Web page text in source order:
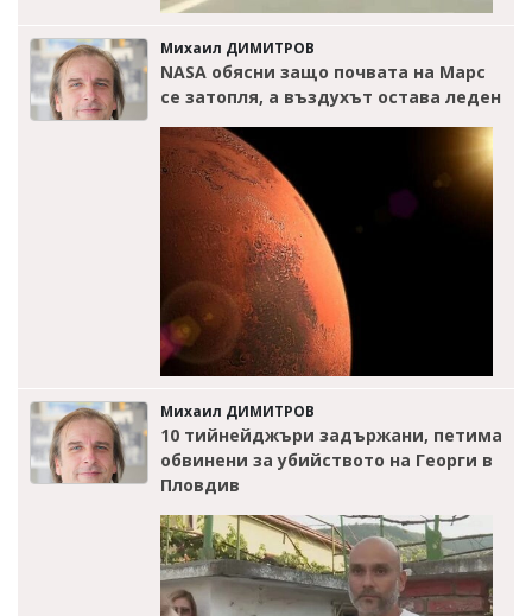
Михаил ДИМИТРОВ
NASA обясни защо почвата на Марс
се затопля, а въздухът остава леден
Михаил ДИМИТРОВ
10 тийнейджъри задържани, петима
обвинени за убийството на Георги в
Пловдив